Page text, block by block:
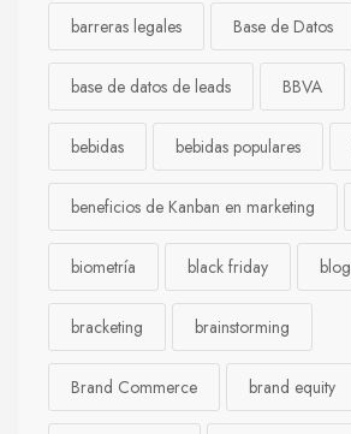
barreras legales Base de Datos
base de datos de leads BBVA
bebidas bebidas populares
beneficios de Kanban en marketing
biometría black friday blog
bracketing brainstorming
Brand Commerce brand equity